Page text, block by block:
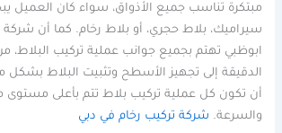
مبتكرة تناسب جميع الأذواق، سواء كان العميل
سيراميك، بلاط حجري، أو بلاط رخام. كما أن شركة
ابوظبي تهتم بجميع جوانب عملية تركيب البلاط،
الدقيقة إلى تجهيز الأسطح وتثبيت البلاط
أن تكون كل عملية تركيب بلاط تتم بأعلى مستوى
والسرعة. شركة تركيب رخام في دبي